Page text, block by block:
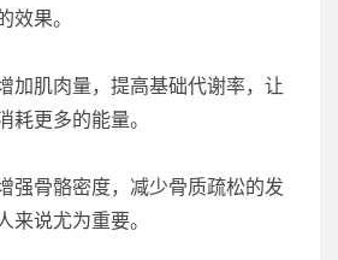
效果。
加肌肉量，提高基础代谢率，让
耗更多的能量。
强骨骼密度，减少骨质疏松的发
来说尤为重要。